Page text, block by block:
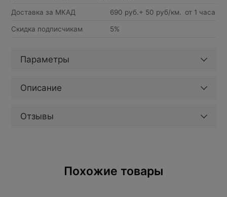
Доставка за МКАД 690 руб.+ 50 руб/км. от 1 часа
Скидка подписчикам 5%
Параметры
Описание
Отзывы
Похожие товары